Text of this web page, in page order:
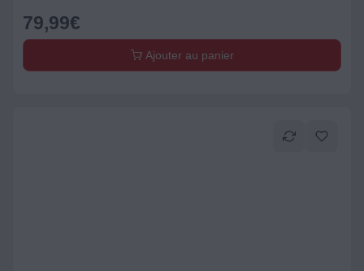
79,99€
Ajouter au panier